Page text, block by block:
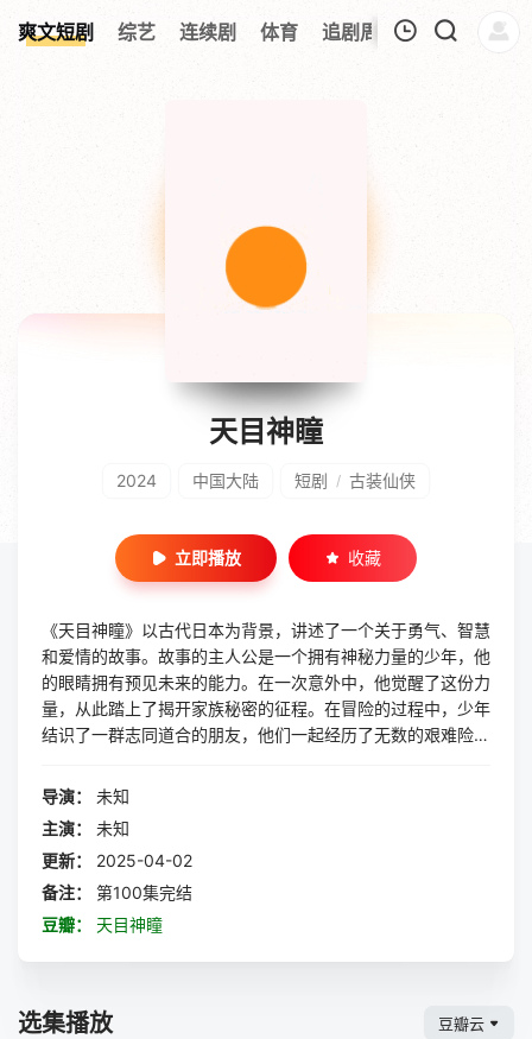
爽文短剧 综艺 连续剧 体育 追剧周表 今日更新
暂无观看影片的记录
天目神瞳
2024 中国大陆 短剧 / 古装仙侠
立即播放 收藏
《天目神瞳》以古代日本为背景，讲述了一个关于勇气、智慧
和爱情的故事。故事的主人公是一个拥有神秘力量的少年，他
的眼睛拥有预见未来的能力。在一次意外中，他觉醒了这份力
量，从此踏上了揭开家族秘密的征程。在冒险的过程中，少年
结识了一群志同道合的朋友，他们一起经历了无数的艰难险
题。在这个过程中，少年逐渐成长为一个真正的英雄，他用自
激的剧情，《天目神瞳》还展现了丰富的日本文化元素。从古
代的建筑风格到传统的服饰，再到各种神秘的仪式，都让观众
感受到了浓郁的历史氛围。此外，剧中的角色形象鲜明，每个
角色都有自己独特的性格和背景故事，让观众在欣赏剧情的同
文化元素，让观众对古代日本有了更深入的了解。
导演：
未知
主演：
未知
更新：
2025-04-02
备注：
第100集完结
豆瓣：
天目神瞳
选集播放 豆瓣云